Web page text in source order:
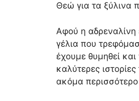
Θεώ για τα ξύλινα
Αφού η
γέλια που
έχουμε θυμηθεί
καλύτερες
ακόμα